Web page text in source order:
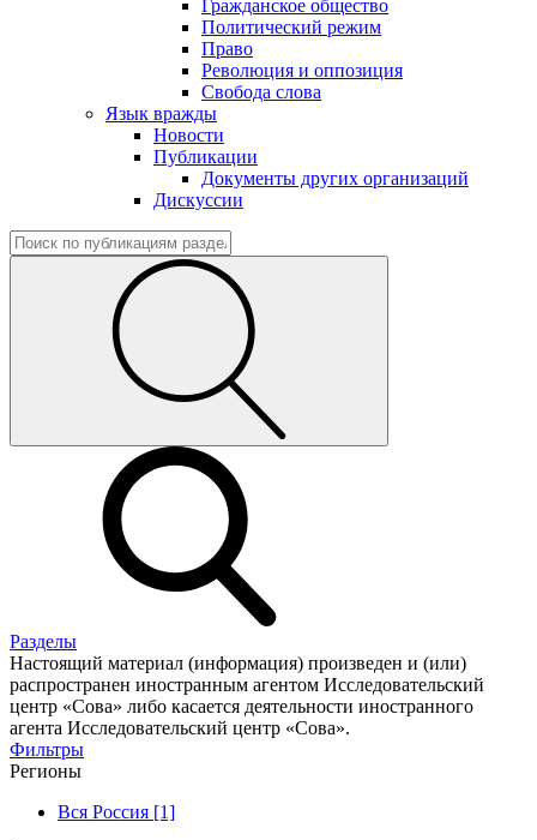
Гражданское общество
Политический режим
Право
Революция и оппозиция
Свобода слова
Язык вражды
Новости
Публикации
Документы других организаций
Дискуссии
Разделы
Настоящий материал (информация) произведен и (или)
распространен иностранным агентом Исследовательский
центр «Сова» либо касается деятельности иностранного
агента Исследовательский центр «Сова».
Фильтры
Регионы
Вся Россия [1]